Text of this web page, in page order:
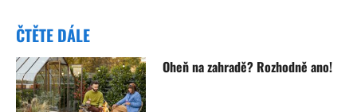
ČTĚTE DÁLE
Oheň na zahradě? Rozhodně ano!